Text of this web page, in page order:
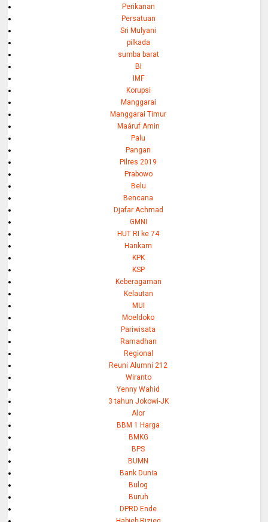
Perikanan
Persatuan
Sri Mulyani
pilkada
sumba barat
BI
IMF
Korupsi
Manggarai
Manggarai Timur
Maáruf Amin
Palu
Pangan
Pilres 2019
Prabowo
Belu
Bencana
Djafar Achmad
GMNI
HUT RI ke 74
Hankam
KPK
KSP
Keberagaman
Kelautan
MUI
Moeldoko
Pariwisata
Ramadhan
Regional
Reuni Alumni 212
Wiranto
Yenny Wahid
3 tahun Jokowi-JK
Alor
BBM 1 Harga
BMKG
BPS
BUMN
Bank Dunia
Bulog
Buruh
DPRD Ende